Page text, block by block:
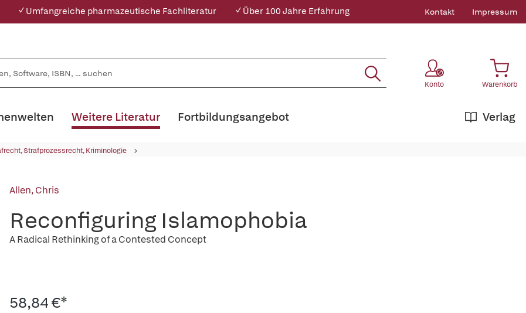
✓ Umfangreiche pharmazeutische Fachliteratur ✓ Über 100 Jahre Erfahrung Kontakt Impressum
Konto Warenkorb
Weitere Literatur Verlag
Fortbildungsangebot
Strafprozessrecht, Kriminologie
Allen, Chris
Reconfiguring Islamophobia
A Radical Rethinking of a Contested Concept
58,84 €*